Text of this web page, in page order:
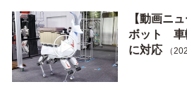
【動画ニ
ボット 車
に対応
（